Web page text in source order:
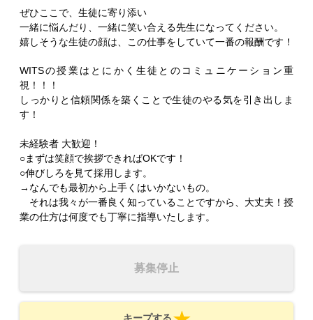
ぜひここで、生徒に寄り添い
一緒に悩んだり、一緒に笑い合える先生になってください。
嬉しそうな生徒の顔は、この仕事をしていて一番の報酬です！
WITSの授業はとにかく生徒とのコミュニケーション重
視！！！
しっかりと信頼関係を築くことで生徒のやる気を引き出しま
す！
未経験者 大歓迎！
○まずは笑顔で挨拶できればOKです！
○伸びしろを見て採用します。
→なんでも最初から上手くはいかないもの。
それは我々が一番良く知っていることですから、大丈夫！授
業の仕方は何度でも丁寧に指導いたします。
募集停止